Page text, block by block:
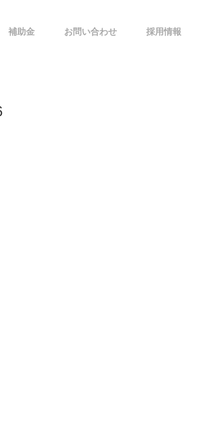
補助金 お問い合わせ 採用情報